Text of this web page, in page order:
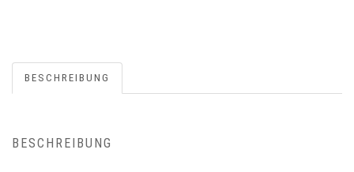
BESCHREIBUNG
BESCHREIBUNG